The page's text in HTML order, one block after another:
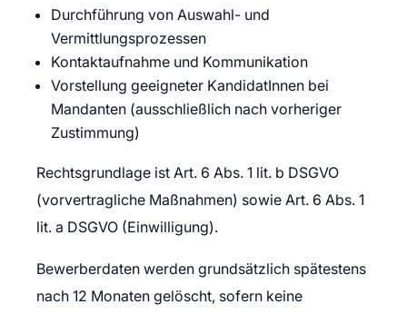
Durchführung von Auswahl- und
Vermittlungsprozessen
Kontaktaufnahme und Kommunikation
Vorstellung geeigneter KandidatInnen bei
Mandanten (ausschließlich nach vorheriger
Zustimmung)
Rechtsgrundlage ist Art. 6 Abs. 1 lit. b DSGVO
(vorvertragliche Maßnahmen) sowie Art. 6 Abs. 1
lit. a DSGVO (Einwilligung).
Bewerberdaten werden grundsätzlich spätestens
nach 12 Monaten gelöscht, sofern keine